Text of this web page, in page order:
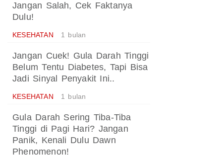
Jangan Salah, Cek Faktanya
Dulu!
KESEHATAN 1 bulan
Jangan Cuek! Gula Darah Tinggi
Belum Tentu Diabetes, Tapi Bisa
Jadi Sinyal Penyakit Ini..
KESEHATAN 1 bulan
Gula Darah Sering Tiba-Tiba
Tinggi di Pagi Hari? Jangan
Panik, Kenali Dulu Dawn
Phenomenon!